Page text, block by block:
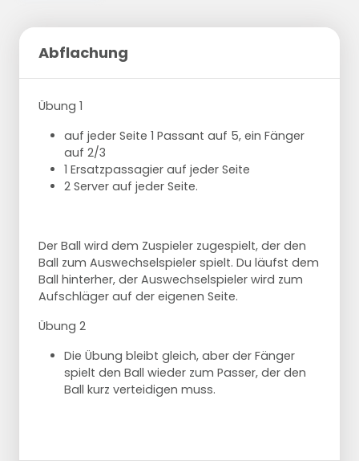
Abflachung
Übung 1
auf jeder Seite 1 Passant auf 5, ein Fänger
auf 2/3
1 Ersatzpassagier auf jeder Seite
2 Server auf jeder Seite.
Der Ball wird dem Zuspieler zugespielt, der den
Ball zum Auswechselspieler spielt. Du läufst dem
Ball hinterher, der Auswechselspieler wird zum
Aufschläger auf der eigenen Seite.
Übung 2
Die Übung bleibt gleich, aber der Fänger
spielt den Ball wieder zum Passer, der den
Ball kurz verteidigen muss.